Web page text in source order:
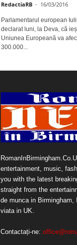
RedactiaRB - 16/03/2016
Parlamentarul european
declarat luni, la Deva, că
Uniunea Europeană va
300.000...
entertainment, music,
you with the latest
straight from the
de munca in Birmingham,
viata in UK.
Contactați-ne: